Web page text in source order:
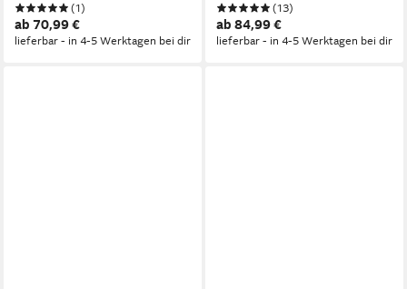
(1)
ab 70,99 €
lieferbar - in 4-5 Werktagen bei dir
(13)
ab 84,99 €
lieferbar - in 4-5 Werktagen bei dir